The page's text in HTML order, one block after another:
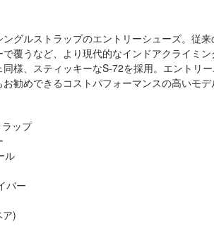
グルストラップのエントリーシューズ。従
覆うなど、より現代的なインドアクライミ
様、スティッキーなS-72を採用。エントリ
勧めできるコストパフォーマンスの高いモデ
ップ
ル
バー
)